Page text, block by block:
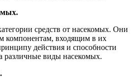
средств от насекомых. Они
компонентам, входящим в их
действия и способности
различные виды насекомых.